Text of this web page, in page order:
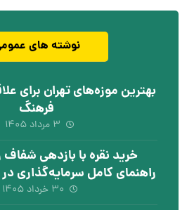
نوشته های
بهترین موزه‌های تهران برای
فرهنگ
۳ مرداد ۱۴۰۵
خرید نقره با بازدهی شفاف
راهنمای کامل سرمایه‌گذاری در
۳۰ خرداد ۱۴۰۵